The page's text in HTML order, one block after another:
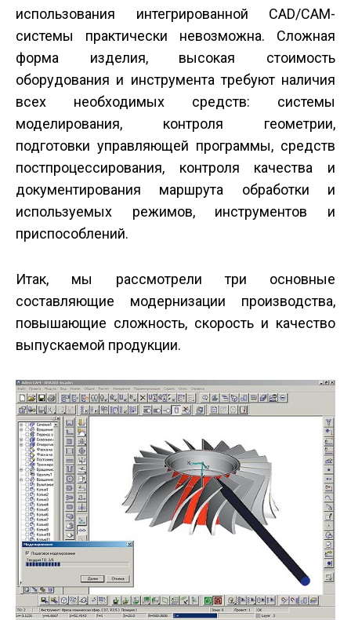
использования интегрированной CAD/CAM-
системы практически невозможна. Сложная
форма изделия, высокая стоимость
оборудования и инструмента требуют наличия
всех необходимых средств: системы
моделирования, контроля геометрии,
подготовки управляющей программы, средств
постпроцессирования, контроля качества и
документирования маршрута обработки и
используемых режимов, инструментов и
приспособлений.
Итак, мы рассмотрели три основные
составляющие модернизации производства,
повышающие сложность, скорость и качество
выпускаемой продукции.